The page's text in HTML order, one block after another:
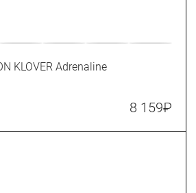
KLOVER Adrenaline
8 159₽